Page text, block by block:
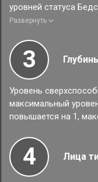
уровней статуса
«Основы:
Развернуть
3
Уровень
максимальный
повышается на 1,
4 Лица